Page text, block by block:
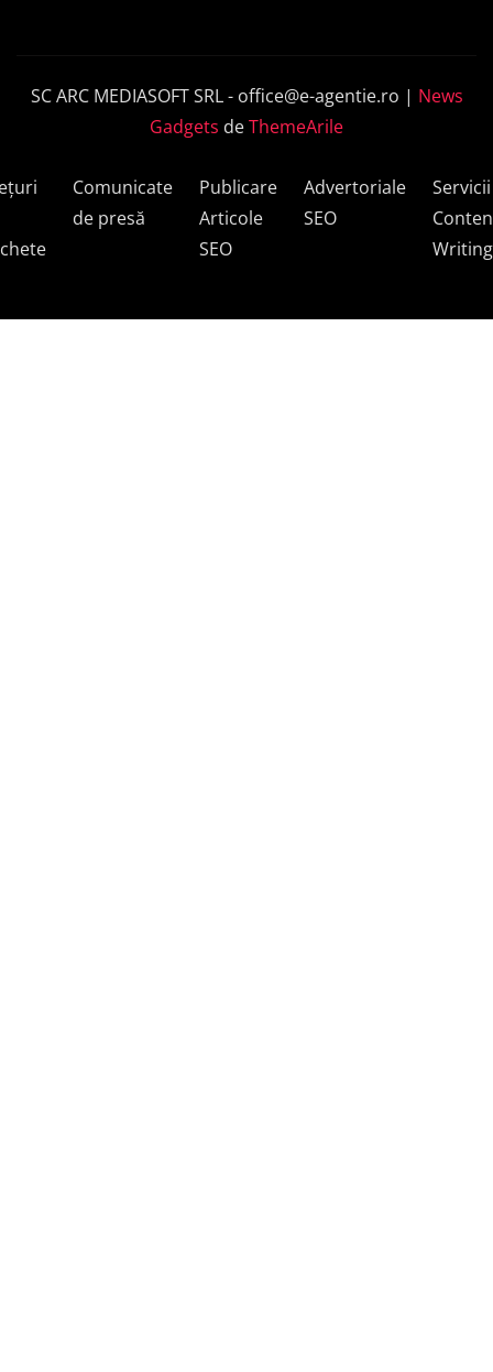
SC ARC MEDIASOFT SRL - office@e-agentie.ro | News
Gadgets deThemeArile
Comunicate
de presă
Publicare
Articole
SEO
Advertoriale
SEO
Servicii
Writing